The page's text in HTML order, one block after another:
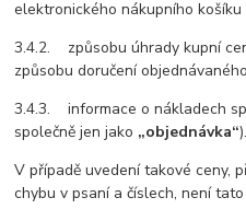
elektronického nákupního
3.4.2. způsobu úhrady kupní
způsobu doručení
3.4.3. informace o nákladech
společně jen jako „objednávka“).
V případě uvedení takové ceny,
chybu v psaní a číslech, není